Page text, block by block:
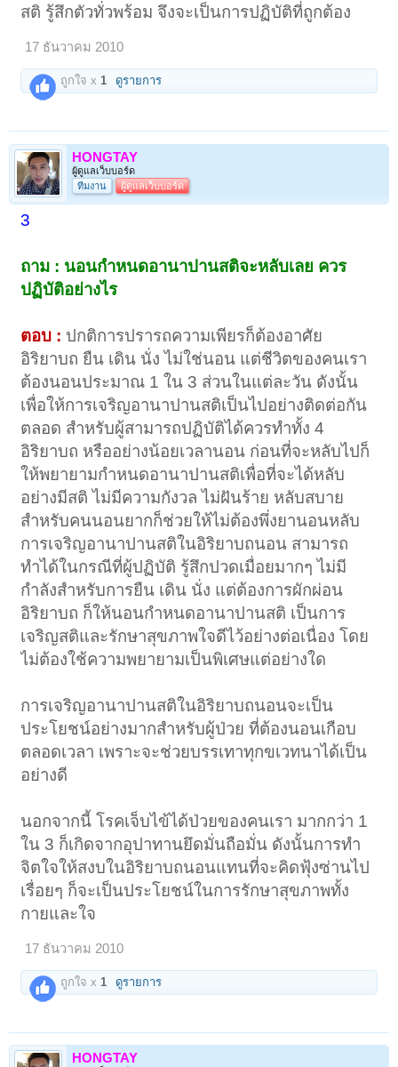
สติ รู้สึกตัวทั่วพร้อม จึงจะเป็นการปฏิบัติที่ถูกต้อง
17 ธันวาคม 2010
ถูกใจ x1 ดูรายการ
HONGTAY
ผู้ดูแลเว็บบอร์ด
ทีมงาน
ผู้ดูแลเว็บบอร์ด
3
ถาม : นอนกำหนดอานาปานสติจะหลับเลย ควร
ปฏิบัติอย่างไร
ตอบ : ปกติการปรารถความเพียรก็ต้องอาศัย
อิริยาบถ ยืน เดิน นั่ง ไม่ใช่นอน แต่ชีวิตของคนเรา
ต้องนอนประมาณ 1 ใน 3 ส่วนในแต่ละวัน ดังนั้น
เพื่อให้การเจริญอานาปานสติเป็นไปอย่างติดต่อกัน
ตลอด สำหรับผู้สามารถปฏิบัติได้ควรทำทั้ง 4
อิริยาบถ หรืออย่างน้อยเวลานอน ก่อนที่จะหลับไปก็
ให้พยายามกำหนดอานาปานสติเพื่อที่จะได้หลับ
อย่างมีสติ ไม่มีความกังวล ไม่ฝันร้าย หลับสบาย
สำหรับคนนอนยากก็ช่วยให้ไม่ต้องพึ่งยานอนหลับ
การเจริญอานาปานสติในอิริยาบถนอน สามารถ
ทำได้ในกรณีที่ผู้ปฏิบัติ รู้สึกปวดเมื่อยมากๆ ไม่มี
กำลังสำหรับการยืน เดิน นั่ง แต่ต้องการผักผ่อน
อิริยาบถ ก็ให้นอนกำหนดอานาปานสติ เป็นการ
เจริญสติและรักษาสุขภาพใจดีไว้อย่างต่อเนื่อง โดย
ไม่ต้องใช้ความพยายามเป็นพิเศษแต่อย่างใด
การเจริญอานาปานสติในอิริยาบถนอนจะเป็น
ประโยชน์อย่างมากสำหรับผู้ป่วย ที่ต้องนอนเกือบ
ตลอดเวลา เพราะจะช่วยบรรเทาทุกขเวทนาได้เป็น
อย่างดี
นอกจากนี้ โรคเจ็บไข้ได้ป่วยของคนเรา มากกว่า 1
ใน 3 ก็เกิดจากอุปาทานยึดมั่นถือมั่น ดังนั้นการทำ
จิตใจให้สงบในอิริยาบถนอนแทนที่จะคิดฟุ้งซ่านไป
เรื่อยๆ ก็จะเป็นประโยชน์ในการรักษาสุขภาพทั้ง
กายและใจ
17 ธันวาคม 2010
ถูกใจ x 1 ดูรายการ
HONGTAY